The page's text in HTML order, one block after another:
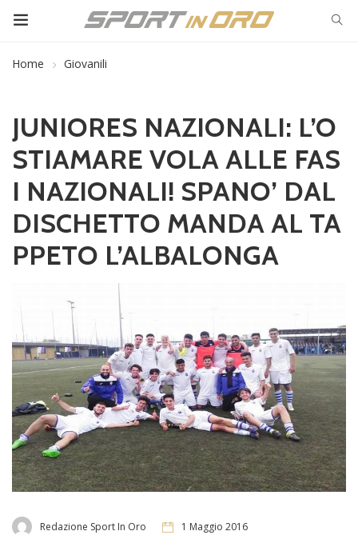
Home Giovanili
JUNIORES NAZIONALI: L’O
STIAMARE VOLA ALLE FAS
I NAZIONALI! SPANO’ DAL
DISCHETTO MANDA AL TA
PPETO L’ALBALONGA
Redazione Sport In Oro 1 Maggio 2016